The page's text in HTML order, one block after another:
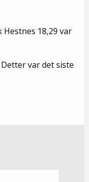
18,29 var
var det siste